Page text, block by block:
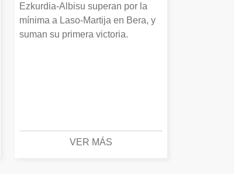
Ezkurdia-Albisu superan por la
mínima a Laso-Martija en Bera, y
suman su primera victoria.
VER MÁS